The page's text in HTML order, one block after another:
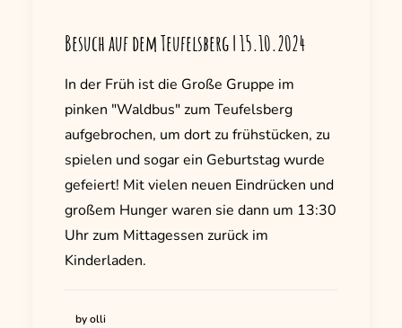
Besuch auf dem Teufelsberg | 15.10.2024
In der Früh ist die Große Gruppe im
pinken "Waldbus" zum Teufelsberg
aufgebrochen, um dort zu frühstücken, zu
spielen und sogar ein Geburtstag wurde
gefeiert! Mit vielen neuen Eindrücken und
großem Hunger waren sie dann um 13:30
Uhr zum Mittagessen zurück im
Kinderladen.
by olli